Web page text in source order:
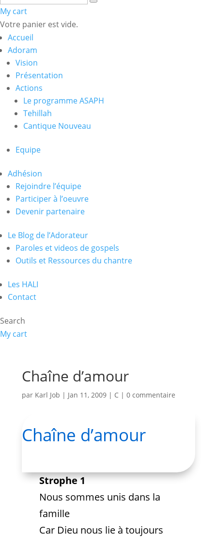
My cart
Votre panier est vide.
Accueil
Adoram
Vision
Présentation
Actions
Le programme ASAPH
Tehillah
Cantique Nouveau
Equipe
Adhésion
Rejoindre l’équipe
Participer à l’oeuvre
Devenir partenaire
Le Blog de l’Adorateur
Paroles et videos de gospels
Outils et Ressources du chantre
Les HALI
Contact
Search
My cart
Chaîne d’amour
par Karl Job | Jan 11, 2009| C| 0 commentaire
Chaîne d’amour
Strophe 1
Nous sommes unis dans la
famille
Car Dieu nous lie à toujours